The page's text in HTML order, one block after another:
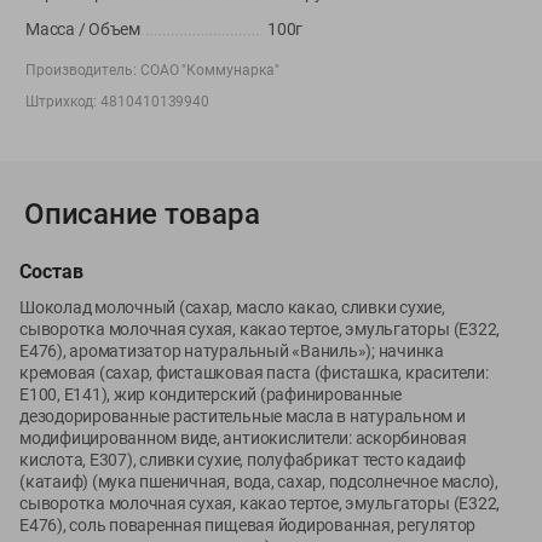
Минске.
соглашения
Номер уполномоченных рассматривать обращения покупателей в
соответствии с законодательством об обращениях граждан и
юридических лиц: Отдел торговли и услуг Администрации
Фрунзенского района г. Минска + 375 17 272 73 84 .
Номер и адрес электронной почты лица, уполномоченного
продавцом рассматривать обращения покупателей о нарушении их
прав, предусмотренных законодательством о защите прав
потребителей: +375 44 560-60-61, shop@green-dostavka.by.
Способы оплаты товара:
Масса / Объем
100г
Производитель: СОАО "Коммунарка"
Штрихкод:4810410139940
Описание товара
Состав
Шоколад молочный (сахар, масло какао, сливки сухие,
сыворотка молочная сухая, какао тертое, эмульгаторы (Е322,
Е476), ароматизатор натуральный «Ваниль»); начинка
кремовая (сахар, фисташковая паста (фисташка, красители:
Е100, Е141), жир кондитерский (рафинированные
дезодорированные растительные масла в натуральном и
модифицированном виде, антиокислители: аскорбиновая
кислота, Е307), сливки сухие, полуфабрикат тесто кадаиф
(катаиф) (мука пшеничная, вода, сахар, подсолнечное масло),
сыворотка молочная сухая, какао тертое, эмульгаторы (Е322,
Е476), соль поваренная пищевая йодированная, регулятор